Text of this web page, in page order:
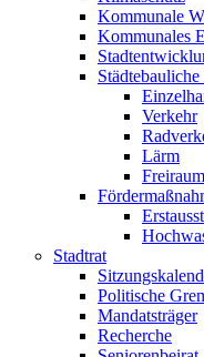
Kommunale
Kommunales
Verkehr
Lärm
Freiraum
Stadtrat
Politische
Mandatsträger
Recherche